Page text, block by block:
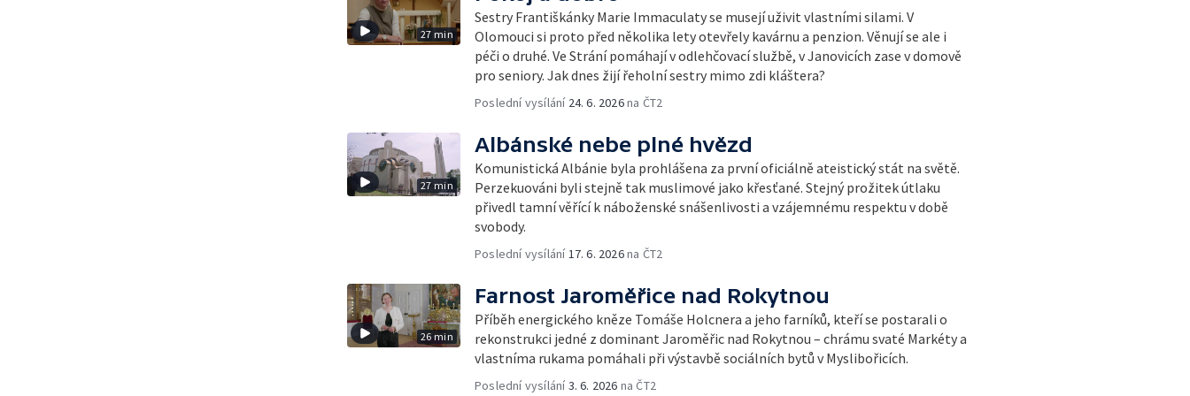
27 min
Sestry Františkánky Marie Immaculaty se musejí uživit vlastními silami. V
Olomouci si proto před několika lety otevřely kavárnu a penzion. Věnují se ale i
péči o druhé. Ve Strání pomáhají v odlehčovací službě, v Janovicích zase v domově
pro seniory. Jak dnes žijí řeholní sestry mimo zdi kláštera?
Poslední vysílání 24. 6. 2026na ČT2
27 min
Albánské nebe plné hvězd
Komunistická Albánie byla prohlášena za první oficiálně ateistický stát na světě.
Perzekuováni byli stejně tak muslimové jako křesťané. Stejný prožitek útlaku
přivedl tamní věřící k náboženské snášenlivosti a vzájemnému respektu v době
svobody.
Poslední vysílání17. 6. 2026na ČT2
26 min
Farnost Jaroměřice nad Rokytnou
Příběh energického kněze Tomáše Holcnera a jeho farníků, kteří se postarali o
rekonstrukci jedné z dominant Jaroměřic nad Rokytnou – chrámu svaté Markéty a
vlastníma rukama pomáhali při výstavbě sociálních bytů v Myslibořicích.
Poslední vysílání3. 6. 2026 na ČT2